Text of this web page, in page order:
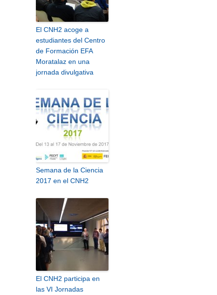
El CNH2 acoge a
estudiantes del Centro
de Formación EFA
Moratalaz en una
jornada divulgativa
Semana de la Ciencia
2017 en el CNH2
El CNH2 participa en
las VI Jornadas